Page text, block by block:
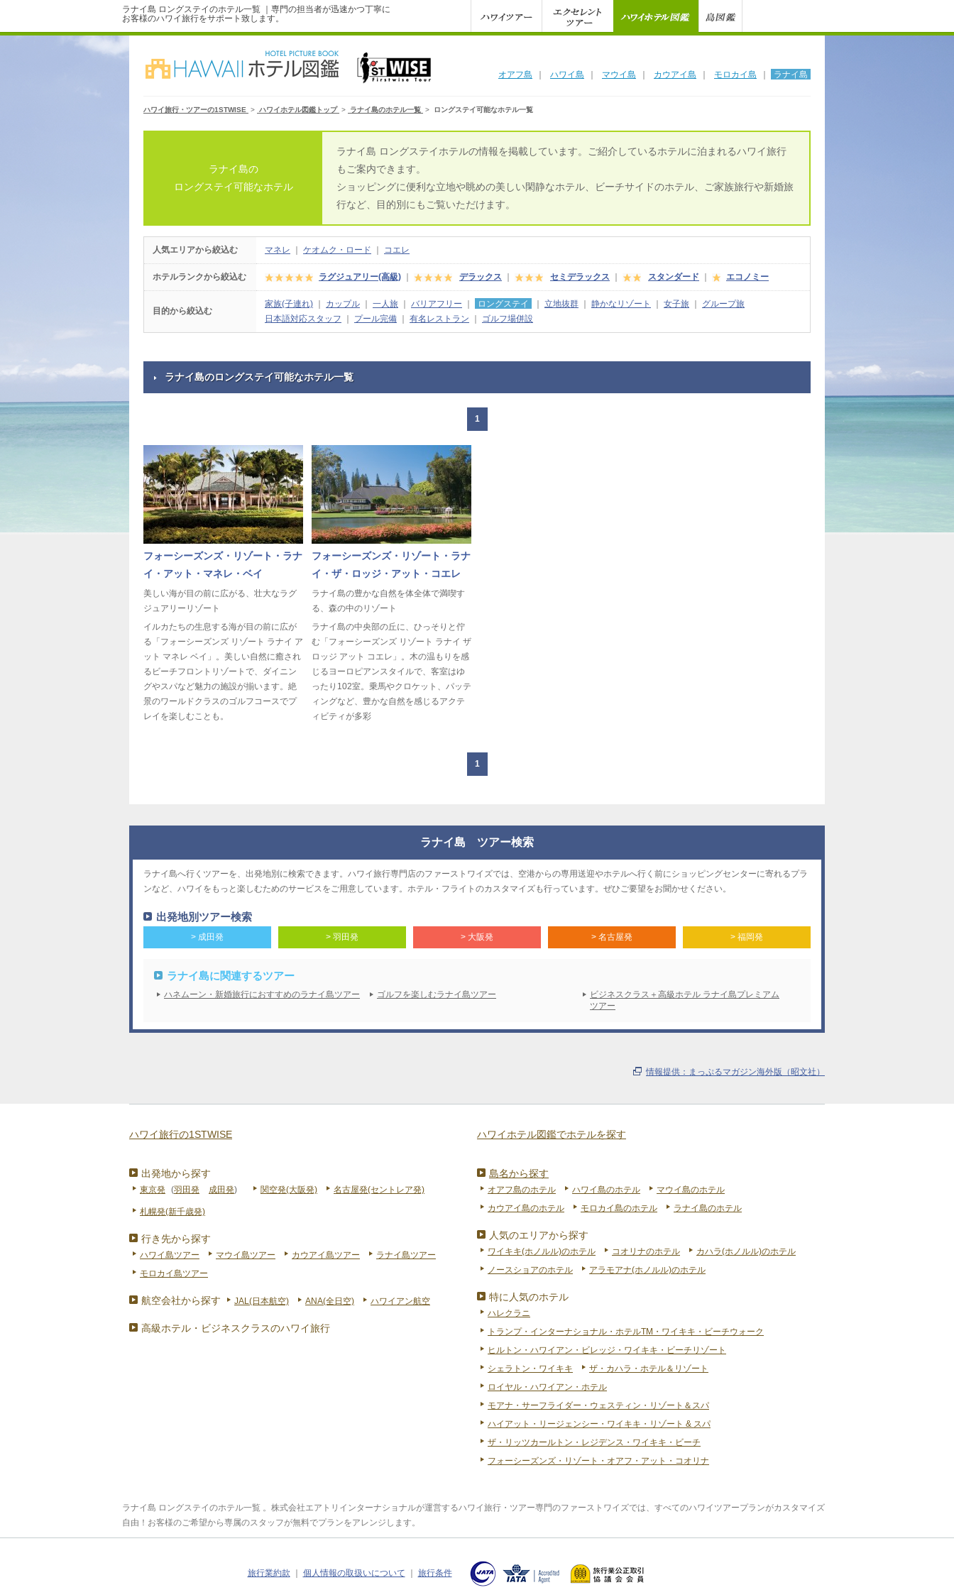
ラナイ島 ロングステイのホテル一覧 ｜専門の担当者が迅速かつ丁寧に
お客様のハワイ旅行をサポート致します。
オアフ島 ハワイ島 マウイ島 カウアイ島 モロカイ島 ラナイ島
ハワイ旅行・ツアーの1STWISE > ハワイホテル図鑑トップ > ラナイ島のホテル一覧 > ロングステイ可能なホテル一覧
ラナイ島の
ロングステイ可能なホテル
ラナイ島 ロングステイホテルの情報を掲載しています。ご紹介しているホテルに泊まれるハワイ旅行
もご案内できます。
ショッピングに便利な立地や眺めの美しい閑静なホテル、ビーチサイドのホテル、ご家族旅行や新婚旅
行など、目的別にもご覧いただけます。
人気エリアから絞込む マネレ ケオムク・ロード コエレ
ホテルランクから絞込む ラグジュアリー(高級) デラックス セミデラックス スタンダード エコノミー
目的から絞込む
家族(子連れ) カップル 一人旅 バリアフリー ロングステイ 立地抜群 静かなリゾート 女子旅
グループ旅
日本語対応スタッフ
プール完備 有名レストラン ゴルフ場併設
ラナイ島のロングステイ可能なホテル一覧
1
フォーシーズンズ・リゾート・ラナ
イ・アット・マネレ・ベイ
美しい海が目の前に広がる、壮大なラグ
ジュアリーリゾート
イルカたちの生息する海が目の前に広が
る「フォーシーズンズ リゾート ラナイ ア
ット マネレ ベイ」。美しい自然に癒され
るビーチフロントリゾートで、ダイニン
グやスパなど魅力の施設が揃います。絶
景のワールドクラスのゴルフコースでプ
レイを楽しむことも。
フォーシーズンズ・リゾート・ラナ
イ・ザ・ロッジ・アット・コエレ
ラナイ島の豊かな自然を体全体で満喫す
る、森の中のリゾート
ラナイ島の中央部の丘に、ひっそりと佇
む「フォーシーズンズ リゾート ラナイ ザ
ロッジ アット コエレ」。木の温もりを感
じるヨーロピアンスタイルで、客室はゆ
ったり102室。乗馬やクロケット、パッテ
ィングなど、豊かな自然を感じるアクテ
ィビティが多彩
1
ラナイ島 ツアー検索
ラナイ島へ行くツアーを、出発地別に検索できます。ハワイ旅行専門店のファーストワイズでは、空港からの専用送迎やホテルへ行く前にショッピングセンターに寄れるプラ
ンなど、ハワイをもっと楽しむためのサービスをご用意しています。ホテル・フライトのカスタマイズも行っています。ぜひご要望をお聞かせください。
出発地別ツアー検索
> 成田発 > 羽田発 > 大阪発 > 名古屋発 > 福岡発
ラナイ島に関連するツアー
ハネムーン・新婚旅行におすすめのラナイ島ツアー ゴルフを楽しむラナイ島ツアー
ビジネスクラス＋高級ホテル ラナイ島プレミアム
ツアー
情報提供：まっぷるマガジン海外版（昭文社）
ハワイ旅行の1STWISE
出発地から探す
東京発 (羽田発 成田発) 関空発(大阪発) 名古屋発(セントレア発)
札幌発(新千歳発)
行き先から探す
ハワイ島ツアー マウイ島ツアー カウアイ島ツアー
ラナイ島ツアー
モロカイ島ツアー
航空会社から探す JAL(日本航空) ANA(全日空) ハワイアン航空
高級ホテル・ビジネスクラスのハワイ旅行
ハワイホテル図鑑でホテルを探す
島名から探す
オアフ島のホテル ハワイ島のホテル
マウイ島のホテル
カウアイ島のホテル
モロカイ島のホテル ラナイ島のホテル
人気のエリアから探す
ワイキキ(ホノルル)のホテル コオリナのホテル
カハラ(ホノルル)のホテル
ノースショアのホテル
アラモアナ(ホノルル)のホテル
特に人気のホテル
ハレクラニ
トランプ・インターナショナル・ホテルTM・ワイキキ・ビーチウォーク
ヒルトン・ハワイアン・ビレッジ・ワイキキ・ビーチリゾート
シェラトン・ワイキキ
ザ・カハラ・ホテル＆リゾート
ロイヤル・ハワイアン・ホテル
モアナ・サーフライダー・ウェスティン・リゾート＆スパ
ハイアット・リージェンシー・ワイキキ・リゾート & スパ
ザ・リッツカールトン・レジデンス・ワイキキ・ビーチ
フォーシーズンズ・リゾート・オアフ・アット・コオリナ
ラナイ島 ロングステイのホテル一覧 。株式会社エアトリインターナショナルが運営するハワイ旅行・ツアー専門のファーストワイズでは、すべてのハワイツアープランがカスタマイズ
自由！お客様のご希望から専属のスタッフが無料でプランをアレンジします。
旅行業約款 個人情報の取扱いについて 旅行条件